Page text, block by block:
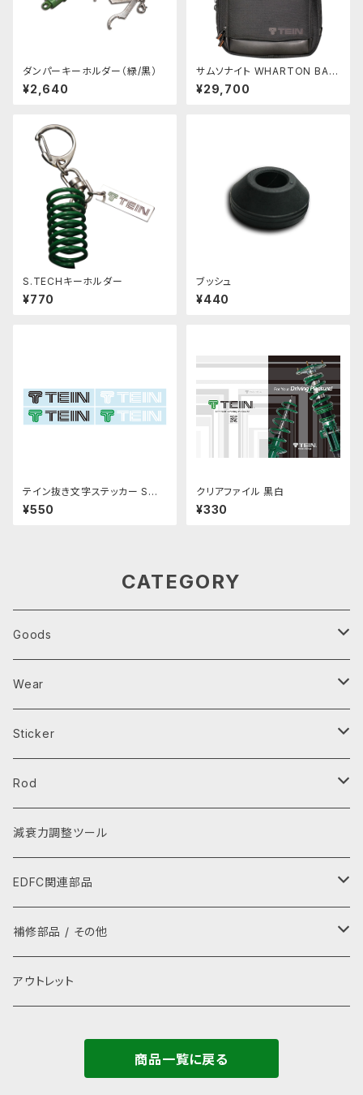
ダンパーキーホルダー（緑/黒）
¥2,640
サムソナイト WHARTON BAC
KPACK
¥29,700
S.TECHキーホルダー
¥770
ブッシュ
¥440
テイン抜き文字ステッカー Sサ
イズ
¥550
クリアファイル 黒白
¥330
CATEGORY
Goods
Parts Tray
芳香剤
キーホルダー・キーケース
スマホ用品
レイングッズ
ぬいぐるみ
ストラップ
Wear
エプロン
レインウェア
Tシャツ
パーカー
グローブ
キャップ・ハット
Sticker
ステッカー
ワッペン
Rod
タイロッド
ラテラルロッド
減衰力調整ツール
EDFC関連部品
GPSキット
シグナルコンバーター
補修部品 / その他
補修部品
ラストプルーフ
アウトレット
商品一覧に戻る